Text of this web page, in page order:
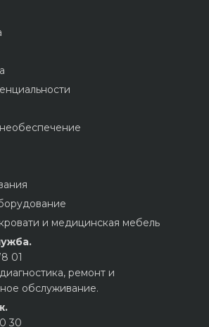
и медицинская мебель
01
ремонт и
обслуживание.
30